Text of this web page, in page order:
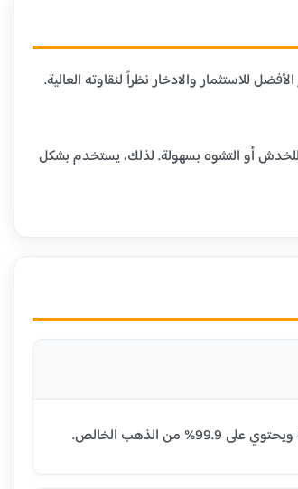
الذهب الخالص. يعتبر هذا العيار الأفضل للاستثمار والادخار نظراً لنقاوته العالية.
للخدش أو التشوه بسهولة. لذلك، يستخدم بشكل